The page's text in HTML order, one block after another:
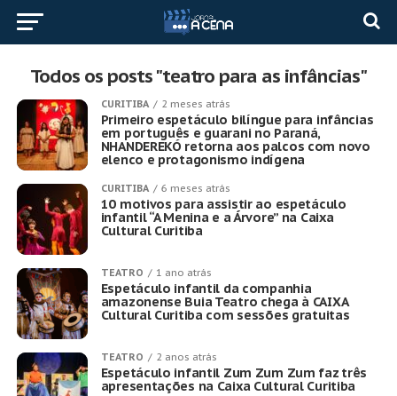
Todos os posts "teatro para as infâncias"
CURITIBA 2 meses atrás
Primeiro espetáculo bilíngue para infâncias
em português e guarani no Paraná,
NHANDEREKÓ retorna aos palcos com novo
elenco e protagonismo indígena
CURITIBA 6 meses atrás
10 motivos para assistir ao espetáculo
infantil “A Menina e a Árvore” na Caixa
Cultural Curitiba
TEATRO 1 ano atrás
Espetáculo infantil da companhia
amazonense Buia Teatro chega à CAIXA
Cultural Curitiba com sessões gratuitas
TEATRO 2 anos atrás
Espetáculo infantil Zum Zum Zum faz três
apresentações na Caixa Cultural Curitiba